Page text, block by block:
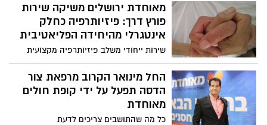
התעשיינים במרחב ירושלים, תכנית עבודה
מקיפה לשנת 2026, הכוללת טיפול במשבר
כוח האדם, חיזוק קשרי הרשויות והרחבת
מאוחדת ירושלים משיקה שירות
פורץ דרך: פיזיותרפיה כחלק
אינטגרלי מהיחידה הפליאטיבית
שירות ייחודי משלב פיזיותרפיה מקצועית
במערך הפליאטיבי, במטרה לשפר תפקוד,
להפחית כאב ולהעצים את איכות החיים של
מטופלים עם מחלות מתקדמות
החל מינואר הקרוב מרפאת צור
הדסה תפעל על ידי קופת חולים
מאוחדת
כל מה שהתושבים צריכים לדעת